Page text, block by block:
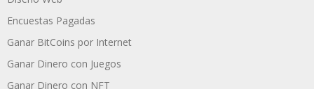
Encuestas Pagadas
Ganar BitCoins por Internet
Ganar Dinero con Juegos
Ganar Dinero con NFT